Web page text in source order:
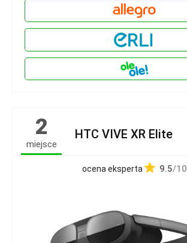
2
miejsce
HTC VIVE XR Elite
ocena eksperta 9.5/10